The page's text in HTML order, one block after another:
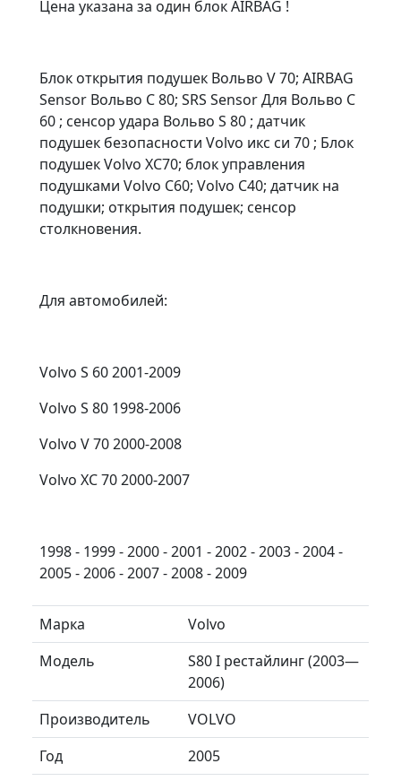
Цена указана за один блок AIRBAG !
Блок открытия подушек Вольво V 70; AIRBAG
Sensor Вольво C 80; SRS Sensor Для Вольво C
60 ; сенсор удара Вольво S 80 ; датчик
подушек безопасности Volvo икс си 70 ; Блок
подушек Volvo XC70; блок управления
подушками Volvo С60; Volvo С40; датчик на
подушки; открытия подушек; сенсор
столкновения.
Для автомобилей:
Volvo S 60 2001-2009
Volvo S 80 1998-2006
Volvo V 70 2000-2008
Volvo XC 70 2000-2007
1998 - 1999 - 2000 - 2001 - 2002 - 2003 - 2004 -
2005 - 2006 - 2007 - 2008 - 2009
Марка
Volvo
Модель
S80 I рестайлинг (2003—
2006)
Производитель
VOLVO
Год
2005